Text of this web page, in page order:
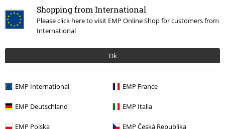
Shopping from International
Please click here to visit EMP Online Shop for customers from
International
Ok
EMP International EMP France
EMP Deutschland EMP Italia
EMP Polska EMP Česká Republika
Hade du någon nytta av den här recensionen?
Kommentar
47 Recensioner